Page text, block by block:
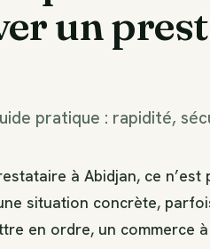
un
pratique : rapidité,
à Abidjan, ce
situation concrète,
en ordre, un commerce